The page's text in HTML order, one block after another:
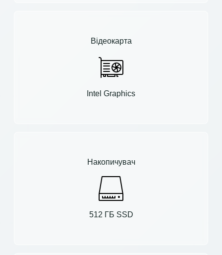
Відеокарта
Intel Graphics
Накопичувач
512 ГБ SSD